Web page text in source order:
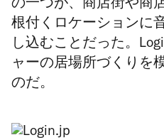
の一つが、商店街や商
根付くロケーションに
し込むことだった。
ャーの居場所づくりを
のだ。